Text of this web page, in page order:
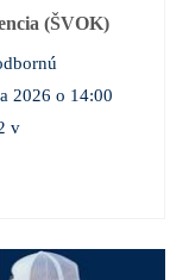
(ŠVOK)
2026 o 14:00
v